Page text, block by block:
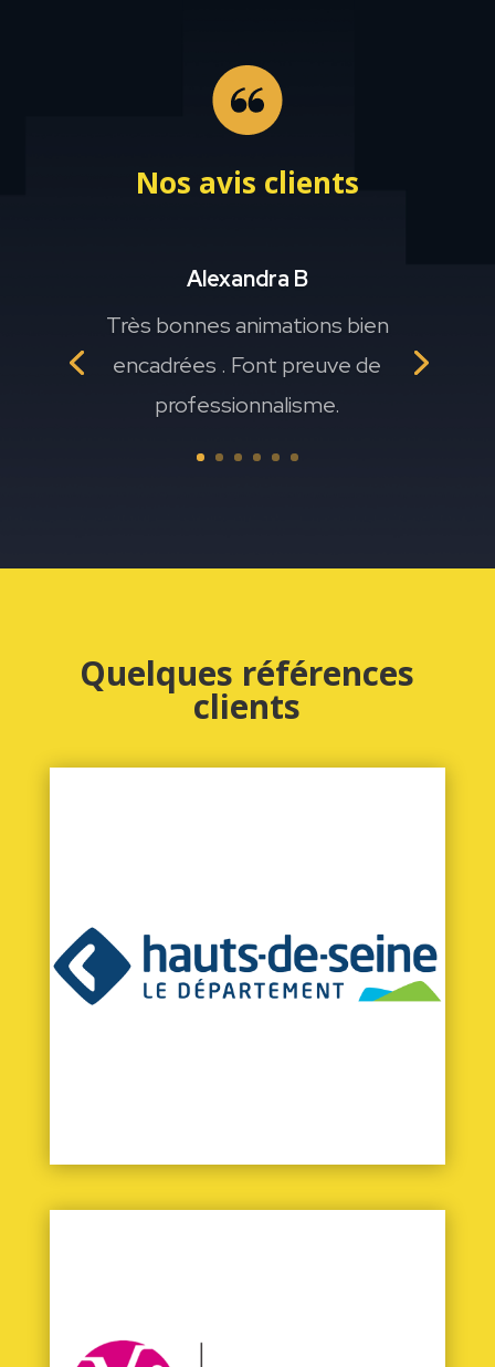
Nos avis clients
Alexandra B
Très bonnes animations bien
encadrées . Font preuve de
professionnalisme.
Quelques références
clients